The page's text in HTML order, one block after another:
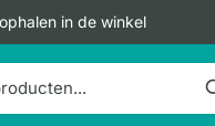
in de winkel